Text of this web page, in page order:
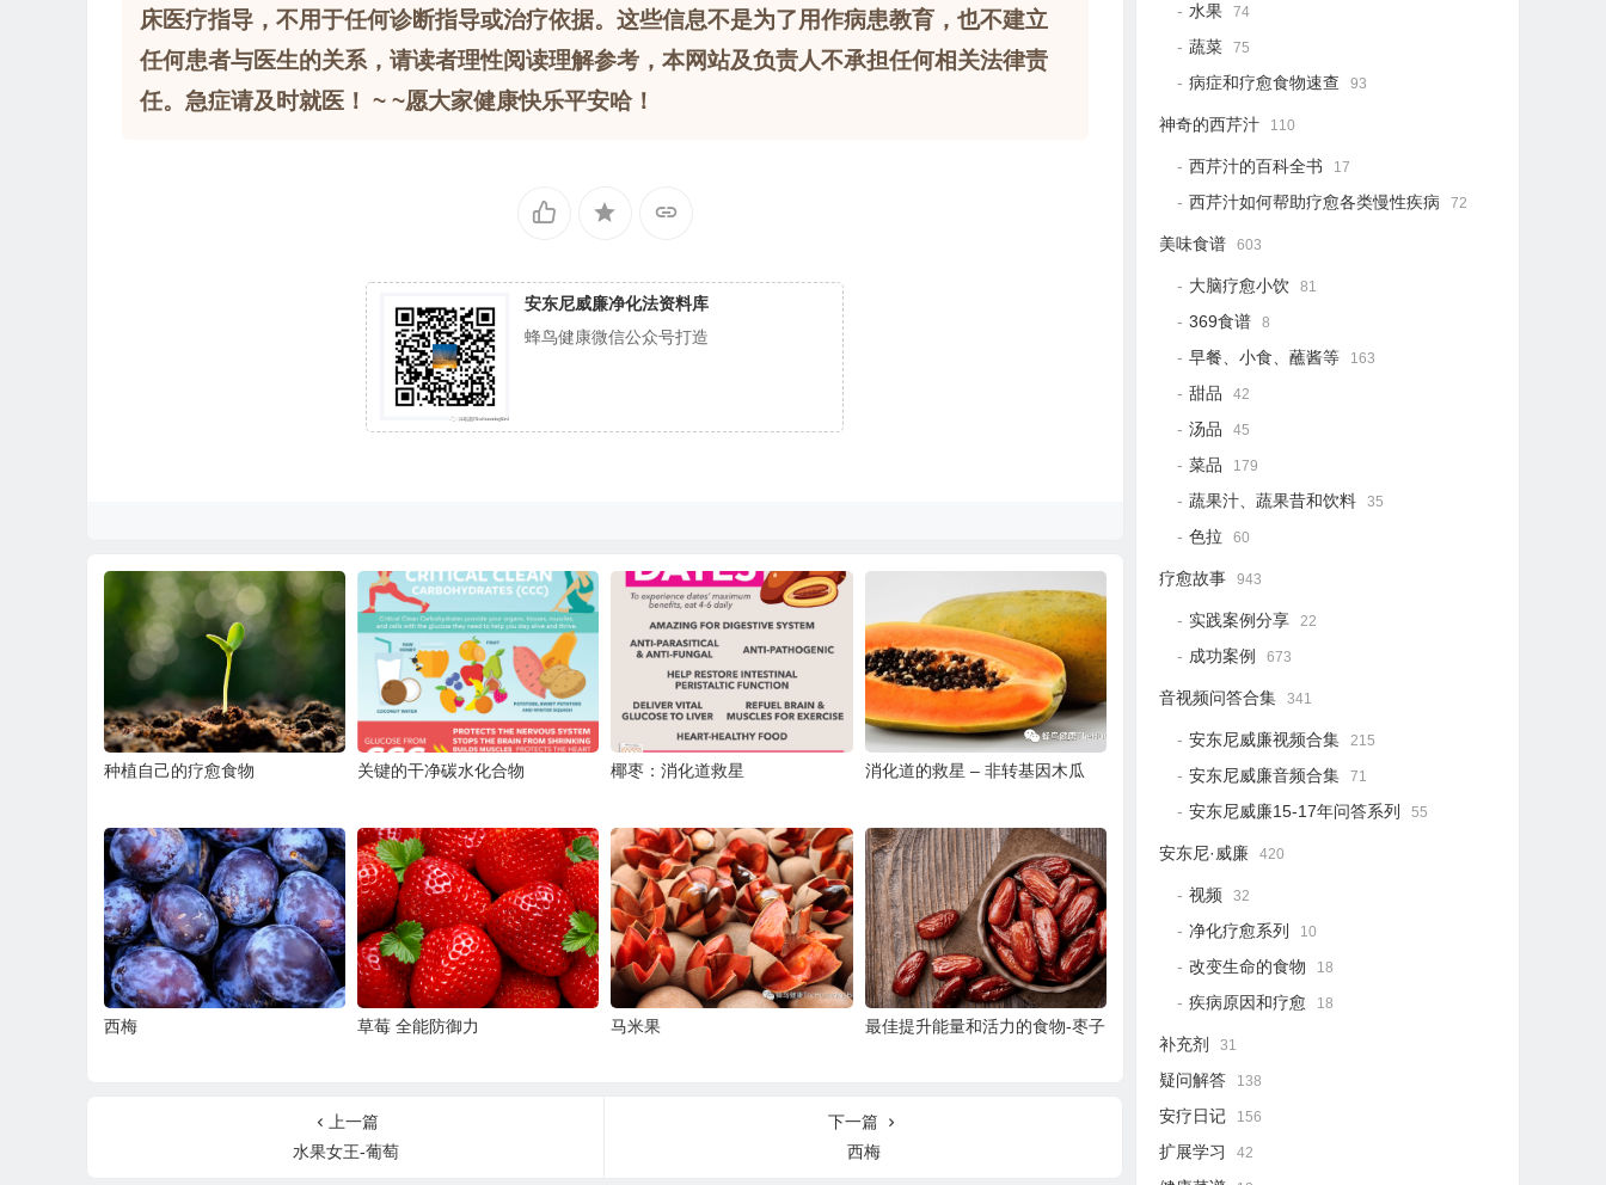
床医疗指导，不用于任何诊断指导或治疗依据。这些信息不是为了用作病患教育，也不建立
任何患者与医生的关系，请读者理性阅读理解参考，本网站及负责人不承担任何相关法律责
任。急症请及时就医！ ~ ~愿大家健康快乐平安哈！
安东尼威廉净化法资料库
蜂鸟健康微信公众号打造
种植自己的疗愈食物 关键的干净碳水化合物 椰枣：消化道救星 消化道的救星 – 非转基因木瓜
西梅 草莓 全能防御力 马米果 最佳提升能量和活力的食物-枣子
上一篇
水果女王-葡萄
下一篇
西梅
水果 74
蔬菜 75
病症和疗愈食物速查 93
神奇的西芹汁 110
西芹汁的百科全书 17
西芹汁如何帮助疗愈各类慢性疾病 72
美味食谱 603
大脑疗愈小饮 81
369食谱 8
早餐、小食、蘸酱等 163
甜品 42
汤品 45
菜品 179
蔬果汁、蔬果昔和饮料 35
色拉 60
疗愈故事 943
实践案例分享 22
成功案例 673
音视频问答合集 341
安东尼威廉视频合集 215
安东尼威廉音频合集 71
安东尼威廉15-17年问答系列 55
安东尼·威廉 420
视频 32
净化疗愈系列 10
改变生命的食物 18
疾病原因和疗愈 18
补充剂 31
疑问解答 138
安疗日记 156
扩展学习 42